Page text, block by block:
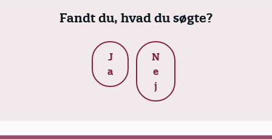
klagen videre til afgørelse i Ankestyrelsen.
Selv om du har klaget, skal du begynde eller
fortsætte i tilbuddet, indtil Ankestyrelsen har
truffet en afgørelse.
Fandt du, hvad du søgte?
J
a
N
e
j